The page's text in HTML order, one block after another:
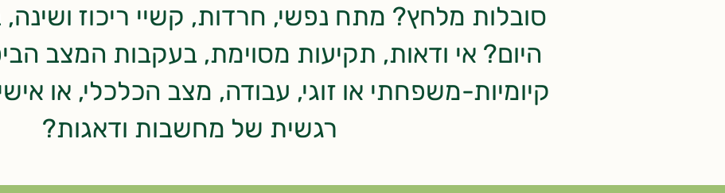
סובלות מלחץ? מתח נפשי, חרדות, קשיי ריכוז ושינה,
היום? אי ודאות, תקיעות מסוימת, בעקבות המצב
קיומיות-משפחתי או זוגי, עבודה, מצב הכלכלי, או
רגשית של מחשבות ודאגות?